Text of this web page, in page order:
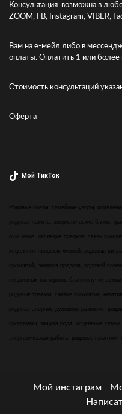
Консультация возможна в
ZOOM, FB, Instagram, VIBER,
Вам на е-мейл либо в
оплаты. Оплатить 1 или более
Стоимость консультаций
Оферта
Мой ТикТок
Родовые обеты, семейные узоры,
родовая память, энергетические блоки,
очищение, наследие предков, связь
исцеление прошлых жизней, родовые
проклятий, энергия предков, родовой
негативных паттернов, благополучие
родовые травмы, снятие проклятия,
родовая энергия, духовное развитие,
программы, защита рода, исцеление
энергетическая работа, родовые
Мой инстаграм